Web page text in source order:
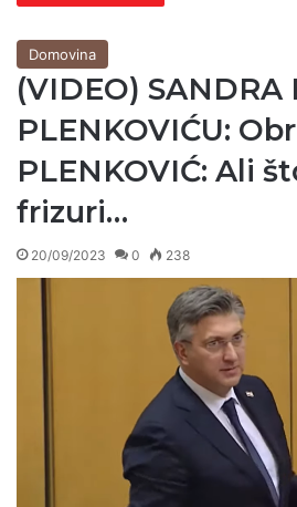
Domovina
(VIDEO) SANDRA
PLENKOVIĆU:
PLENKOVIĆ: Ali
frizuri…
20/09/2023 0 238